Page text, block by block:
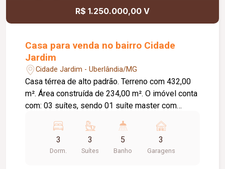
R$ 1.250.000,00 V
Casa para venda no bairro Cidade
Jardim
Cidade Jardim - Uberlândia/MG
Casa térrea de alto padrão. Terreno com 432,00
m². Área construída de 234,00 m². O imóvel conta
com: 03 suítes, sendo 01 suíte master com
inverno; Cozinha ampla e funcional; Área gourmet
com banheiro de apoio e depósito; Piscina
aquecida; Academia privativa; Lavanderia
3
Dorm.
3
Suítes
5
Banho
3
Garagens